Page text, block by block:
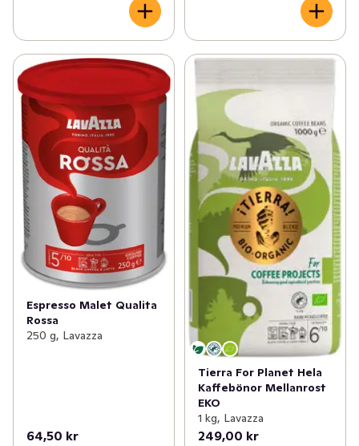
Espresso Malet Qualita
Rossa
250 g, Lavazza
64,50 kr
Tierra For Planet Hela
Kaffebönor Mellanrost
EKO
1 kg, Lavazza
249,00 kr